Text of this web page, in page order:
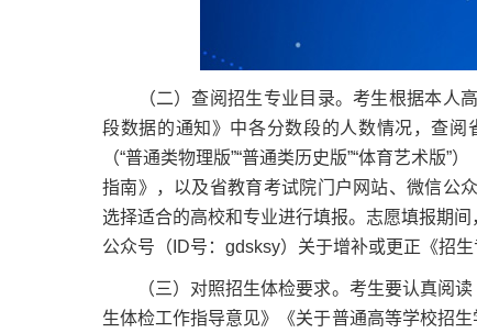
（二）查阅招生专业目录。考生根据本人高
段数据的通知》中各分数段的人数情况，查阅
（“普通类物理版”“普通类历史版”“体育艺术版
指南》，以及省教育考试院门户网站、微信公
选择适合的高校和专业进行填报。志愿填报期
公众号（ID号：gdsksy）关于增补或更正《招生
（三）对照招生体检要求。考生要认真阅读
生体检工作指导意见》《关于普通高等学校招